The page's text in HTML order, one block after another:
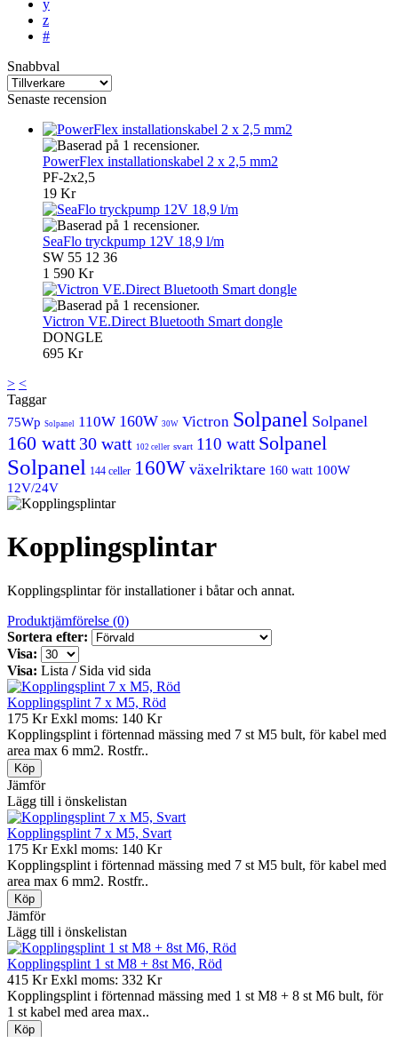
y
z
#
Snabbval
Senaste recension
PowerFlex installationskabel 2 x 2,5 mm2
PF-2x2,5
19 Kr
SeaFlo tryckpump 12V 18,9 l/m
SW 55 12 36
1 590 Kr
Victron VE.Direct Bluetooth Smart dongle
DONGLE
695 Kr
> <
Taggar
75Wp Solpanel 110W 160W 30W Victron Solpanel Solpanel
160 watt 30 watt 102 celler svart 110 watt Solpanel
Solpanel 144 celler 160W växelriktare 160 watt 100W
12V/24V
Kopplingsplintar
Kopplingsplintar för installationer i båtar och annat.
Produktjämförelse (0)
Sortera efter:
Visa:
Visa: Lista / Sida vid sida
Kopplingsplint 7 x M5, Röd
175 KrExkl moms: 140 Kr
Kopplingsplint i förtennad mässing med 7 st M5 bult, för kabel med
area max 6 mm2. Rostfr..
Jämför
Lägg till i önskelistan
Kopplingsplint 7 x M5, Svart
175 KrExkl moms: 140 Kr
Kopplingsplint i förtennad mässing med 7 st M5 bult, för kabel med
area max 6 mm2. Rostfr..
Jämför
Lägg till i önskelistan
Kopplingsplint 1 st M8 + 8st M6, Röd
415 KrExkl moms: 332 Kr
Kopplingsplint i förtennad mässing med 1 st M8 + 8 st M6 bult, för
1 st kabel med area max..